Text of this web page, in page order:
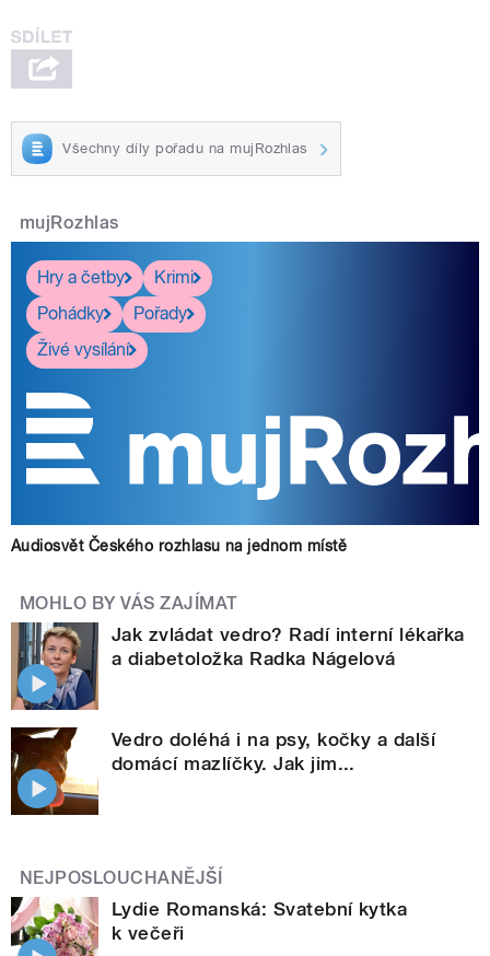
Všechny díly pořadu na mujRozhlas
mujRozhlas
Hry a četby
Krimi
Pohádky
Pořady
Živé vysílání
Audiosvět Českého rozhlasu na jednom místě
MOHLO BY VÁS ZAJÍMAT
Jak zvládat vedro? Radí interní lékařka
a diabetoložka Radka Nágelová
Vedro doléhá i na psy, kočky a další
domácí mazlíčky. Jak jim...
NEJPOSLOUCHANĚJŠÍ
Lydie Romanská: Svatební kytka
k večeři